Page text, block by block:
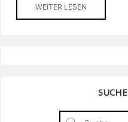
WEITER LESEN
SUCHE